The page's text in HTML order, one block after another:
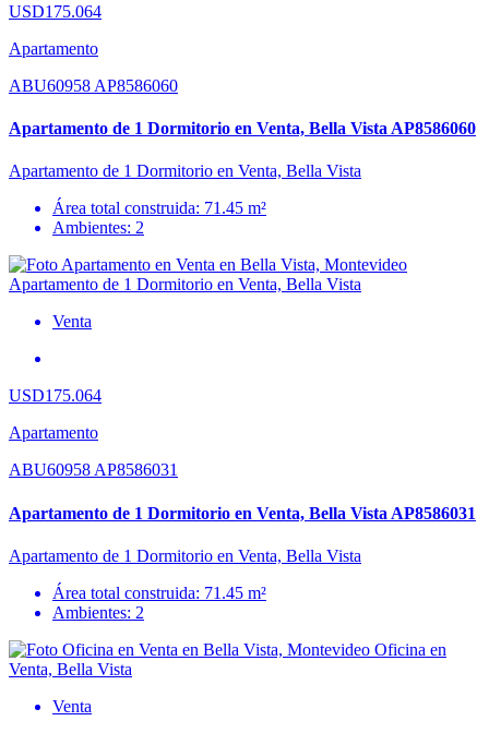
USD175.064
Apartamento
ABU60958 AP8586060
Apartamento de 1 Dormitorio en Venta, Bella Vista AP8586060
Apartamento de 1 Dormitorio en Venta, Bella Vista
Área total construida: 71.45 m²
Ambientes: 2
Venta
USD175.064
Apartamento
ABU60958 AP8586031
Apartamento de 1 Dormitorio en Venta, Bella Vista AP8586031
Apartamento de 1 Dormitorio en Venta, Bella Vista
Área total construida: 71.45 m²
Ambientes: 2
Venta